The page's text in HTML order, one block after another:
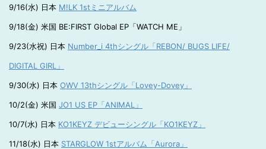
9/16(水) 日本 M!LK 1stミニアルバム
9/18(金) 米国 BE:FIRST Global EP「WATCH ME」
9/23(水祝) 日本 Number_i 4thシングル「REBON/ BUGS LIFE/
DIGITAL GIRL」
9/30(水) 日本 OWV 13thシングル「Lovey-Dovey」
10/2(金) 米国 JO1 US EP「ANIMAL」
10/7(水) 日本 KO1KEYZ デビューシングル「KO1KEYZ」
11/18(水) 日本 STARGLOW 1stアルバム「Aurora」